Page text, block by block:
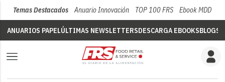
Temas Destacados Anuario Innovación TOP 100 FRS Ebook MDD
ANUARIOS PAPELÚLTIMAS NEWSLETTERSDESCARGA EBOOKSBLOGS